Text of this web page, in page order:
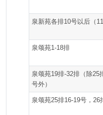
泉新苑各排10号以后（11
泉颂苑1-18排
泉颂苑19排-32排（除25
号外）
泉颂苑25排16-19号，26